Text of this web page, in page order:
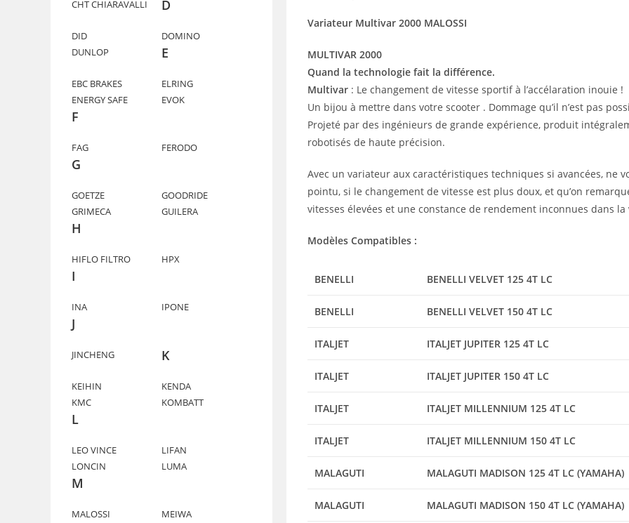
Variateur Multivar 2000 MALOSSI
MULTIVAR 2000
Quand la technologie fait la différence.
Multivar : Le changement de vitesse sportif à l’accélaration inouie !
Un bijou à mettre dans votre scooter . Dommage qu’il n’est pas
Projeté par des ingénieurs de grande expérience, produit
robotisés de haute précision.
Avec un variateur aux caractéristiques techniques si avancées, ne
pointu, si le changement de vitesse est plus doux, et qu’on
vitesses élevées et une constance de rendement inconnues dans la
Modèles Compatibles :
BENELLI BENELLI VELVET 125 4T LC
BENELLI BENELLI VELVET 150 4T LC
ITALJET ITALJET JUPITER 125 4T LC
ITALJET ITALJET JUPITER 150 4T LC
ITALJET ITALJET MILLENNIUM 125 4T LC
ITALJET ITALJET MILLENNIUM 150 4T LC
MALAGUTI MALAGUTI MADISON 125 4T LC (YAMAHA)
MALAGUTI MALAGUTI MADISON 150 4T LC (YAMAHA)
CHT CHIARAVALLI D
DID
DOMINO
DUNLOP
E
EBC BRAKES
ELRING
ENERGY SAFE
EVOK
F
FAG FERODO
G
GOETZE
GOODRIDE
GRIMECA
GUILERA
H
HIFLO FILTRO HPX
I
INA IPONE
J
JINCHENG K
KEIHIN
KENDA
KMC
KOMBATT
L
LEO VINCE
LIFAN
LONCIN
LUMA
M
MALOSSI
MEIWA